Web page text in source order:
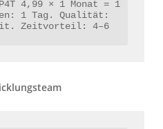
4,99 × 1 Monat = 1
1 Tag. Qualität:
Zeitvorteil: 4–6